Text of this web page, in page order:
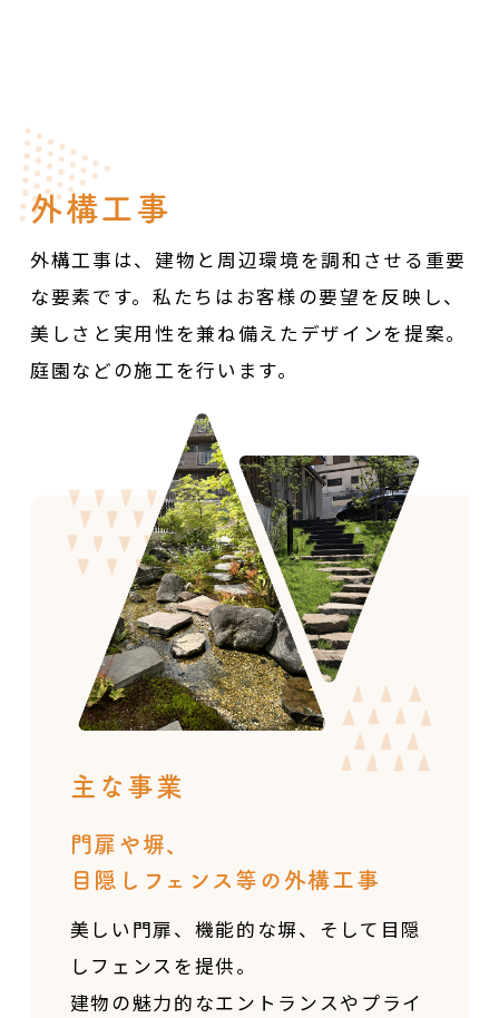
外構工事
外構工事は、建物と周辺環境を調和させる重要
な要素です。 私たちはお客様の要望を反映し、
美しさと実用性を兼ね備えたデザインを提案。
庭園などの施工を行います。
主な事業
門扉や塀、
目隠しフェンス等の外構工事
美しい門扉、機能的な塀、そして目隠
しフェンスを提供。
建物の魅力的なエントランスやプライ